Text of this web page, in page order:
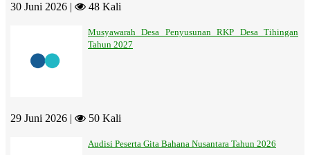
30 Juni 2026 | 48 Kali
Musyawarah Desa Penyusunan RKP Desa Tihingan
Tahun 2027
29 Juni 2026 | 50 Kali
Audisi Peserta Gita Bahana Nusantara Tahun 2026